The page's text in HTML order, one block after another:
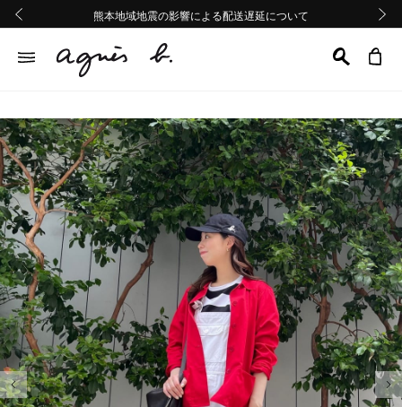
熊本地域地震の影響による配送遅延について
Summer Sale 2buy10%OFF!!
熊本地域地震の影響による配送遅延について
Summer Sale 2buy10%OFF!!
前の画像